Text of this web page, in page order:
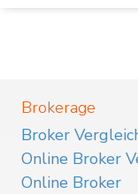
Brokerage
Broker
Online Broker
Online Broker